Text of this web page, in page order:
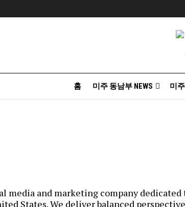
홈 미주 동남부 NEWS 미
media and marketing company
States. We deliver balanced